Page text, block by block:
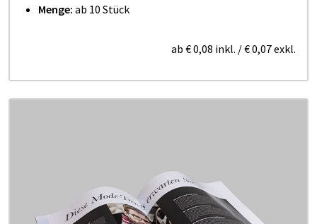
Menge: ab 10 Stück
ab € 0,08 inkl. /€ 0,07exkl.